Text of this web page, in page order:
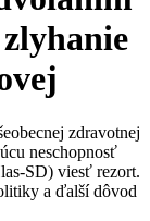
zdravotnej
neschopnosť
SD) viesť rezort.
a ďalší dôvod